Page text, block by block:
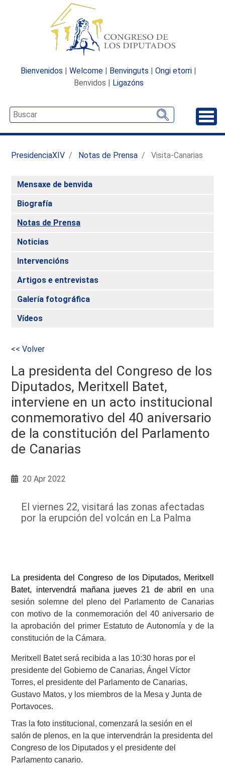
Bienvenidos | Welcome | Benvinguts | Ongi etorri |
Benvidos | Ligazóns
PresidenciaXIV Notas de Prensa Visita-Canarias
Mensaxe de benvida
Biografía
Notas de Prensa
Noticias
Intervencións
Artigos e entrevistas
Galería fotográfica
Vídeos
<< Volver
La presidenta del Congreso de los
Diputados, Meritxell Batet,
interviene en un acto institucional
conmemorativo del 40 aniversario
de la constitución del Parlamento
de Canarias
20 Apr 2022
El viernes 22, visitará las zonas afectadas
por la erupción del volcán en La Palma
La presidenta del Congreso de los Diputados, Meritxell
Batet, intervendrá mañana jueves 21 de abril en una
sesión solemne del pleno del Parlamento de Canarias
con motivo de la conmemoración del 40 aniversario de
la aprobación del primer Estatuto de Autonomía y de la
constitución de la Cámara.
Meritxell Batet será recibida a las 10:30 horas por el
presidente del Gobierno de Canarias, Ángel Víctor
Torres, el presidente del Parlamento de Canarias,
Gustavo Matos, y los miembros de la Mesa y Junta de
Portavoces.
Tras la foto institucional, comenzará la sesión en el
salón de plenos, en la que intervendrán la presidenta del
Congreso de los Diputados y el presidente del
Parlamento canario.